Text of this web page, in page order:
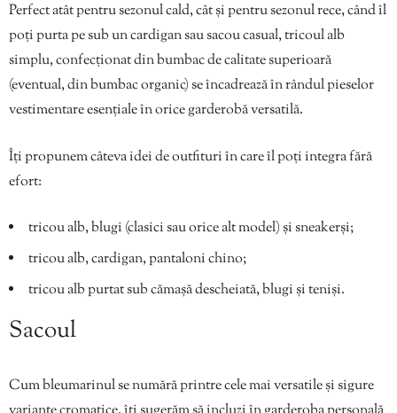
Perfect atât pentru sezonul cald, cât și pentru sezonul rece, când îl
poți purta pe sub un cardigan sau sacou casual, tricoul alb
simplu, confecționat din bumbac de calitate superioară
(eventual, din bumbac organic) se încadrează în rândul pieselor
vestimentare esențiale în orice garderobă versatilă.
Îți propunem câteva idei de outfituri în care îl poți integra fără
efort:
tricou alb, blugi (clasici sau orice alt model) și sneakerși;
tricou alb, cardigan, pantaloni chino;
tricou alb purtat sub cămașă descheiată, blugi și teniși.
Sacoul
Cum bleumarinul se numără printre cele mai versatile și sigure